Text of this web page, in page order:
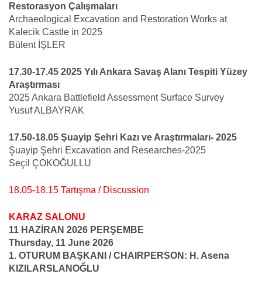
Restorasyon Çalışmaları
Archaeological Excavation and Restoration Works at
Kalecik Castle in 2025
Bülent İŞLER
17.30-17.45 2025 Yılı Ankara Savaş Alanı Tespiti Yüzey
Araştırması
2025 Ankara Battlefield Assessment Surface Survey
Yusuf ALBAYRAK
17.50-18.05 Şuayip Şehri Kazı ve Araştırmaları- 2025
Şuayip Şehri Excavation and Researches-2025
Seçil ÇOKOĞULLU
18.05-18.15 Tartışma / Discussion
KARAZ SALONU
11 HAZİRAN 2026 PERŞEMBE
Thursday, 11 June 2026
1. OTURUM BAŞKANI / CHAIRPERSON: H. Asena
KIZILARSLANOĞLU